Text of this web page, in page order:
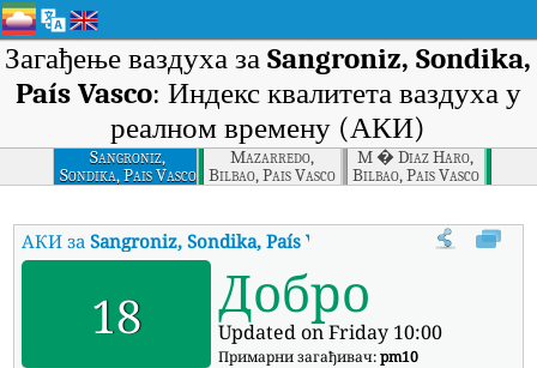
Загађење ваздуха заSangroniz, Sondika,
País Vasco: Индекс квалитета ваздуха у
реалном времену (АКИ)
Sangroniz,
Sondika, Pais Vasco
Mazarredo,
Bilbao, Pais Vasco
M � Diaz Haro,
Bilbao, Pais Vasco
АКИ заSangroniz, Sondika, País Vasco Индекс квалитета
18 Добро
Updated on Friday 10:00
Примарни загађивач:pm10